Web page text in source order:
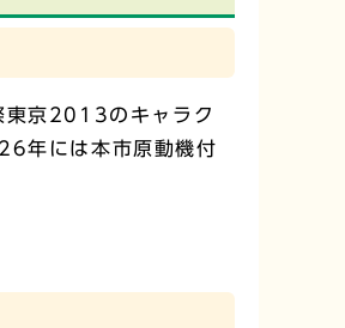
東京2013のキャラク
年には本市原動機付